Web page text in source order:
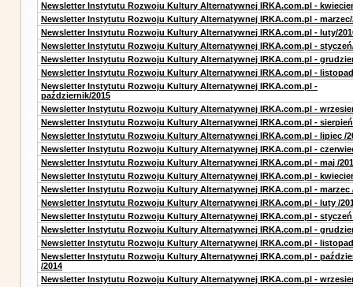
Newsletter Instytutu Rozwoju Kultury Alternatywnej IRKA.com.pl -
Newsletter Instytutu Rozwoju Kultury Alternatywnej IRKA.com.pl - marzec/
Newsletter Instytutu Rozwoju Kultury Alternatywnej IRKA.com.pl - luty/
Newsletter Instytutu Rozwoju Kultury Alternatywnej IRKA.com.pl -
Newsletter Instytutu Rozwoju Kultury Alternatywnej IRKA.com.pl -
Newsletter Instytutu Rozwoju Kultury Alternatywnej IRKA.com.pl -
Newsletter Instytutu Rozwoju Kultury Alternatywnej IRKA.com.pl -
październik/2015
Newsletter Instytutu Rozwoju Kultury Alternatywnej IRKA.com.pl -
Newsletter Instytutu Rozwoju Kultury Alternatywnej IRKA.com.pl -
Newsletter Instytutu Rozwoju Kultury Alternatywnej IRKA.com.pl - lipiec /
Newsletter Instytutu Rozwoju Kultury Alternatywnej IRKA.com.pl -
Newsletter Instytutu Rozwoju Kultury Alternatywnej IRKA.com.pl - maj /
Newsletter Instytutu Rozwoju Kultury Alternatywnej IRKA.com.pl -
Newsletter Instytutu Rozwoju Kultury Alternatywnej IRKA.com.pl - marzec
Newsletter Instytutu Rozwoju Kultury Alternatywnej IRKA.com.pl - luty /
Newsletter Instytutu Rozwoju Kultury Alternatywnej IRKA.com.pl - styczeń
Newsletter Instytutu Rozwoju Kultury Alternatywnej IRKA.com.pl -
Newsletter Instytutu Rozwoju Kultury Alternatywnej IRKA.com.pl - listopad
Newsletter Instytutu Rozwoju Kultury Alternatywnej IRKA.com.pl -
/2014
Newsletter Instytutu Rozwoju Kultury Alternatywnej IRKA.com.pl -